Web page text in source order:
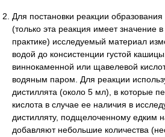
Для постановки реакции
(только эта реакция имеет значение
практике) исследуемый материал
водой до консистенции густой
виннокаменной или щавелевой
водяным паром. Для реакции
дистиллята (около 5 мл), в которые
кислота в случае ее наличия в
дистилляту, подщелоченному едким
добавляют небольшие количества